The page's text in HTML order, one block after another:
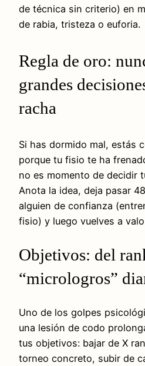
de técnica sin criterio) en
de rabia, tristeza o euforia.
Regla de oro:
grandes
racha
Si has dormido mal, estás
porque tu fisio te ha
no es momento de decidir
Anota la idea, deja pasar
alguien de confianza
fisio) y luego vuelves a
Objetivos: del
“micrologros”
Uno de los golpes
una lesión de codo
tus objetivos: bajar de X
torneo concreto, subir de